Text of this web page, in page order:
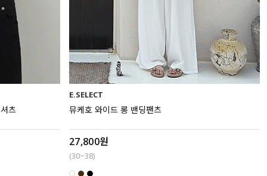
츠
E.SELECT
뮤케호 와이드 롱 밴딩팬츠
27,800원
(30~38)